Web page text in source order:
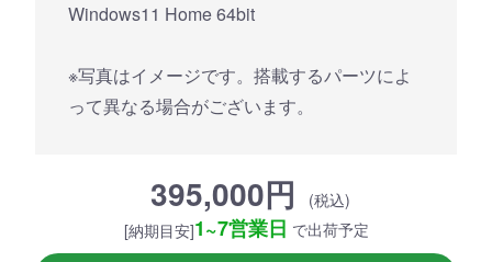
Windows11 Home 64bit
※写真はイメージです。搭載するパーツによ
って異なる場合がございます。
395,000円
(税込)
[納期目安]1~7営業日 で出荷予定